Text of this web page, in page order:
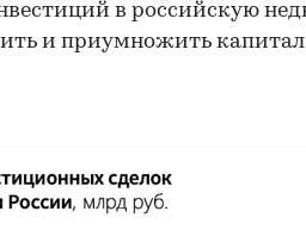
в российскую
и приумножить